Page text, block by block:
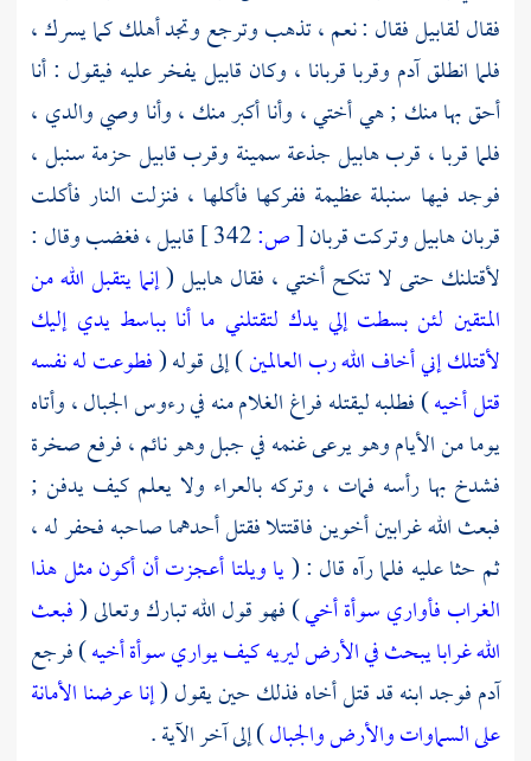
فقاللقابيلفقال : نعم ، تذهب وترجع وتجد أهلك كما يسرك ،
فلما انطلقآدم وقربا قربانا ، وكان قابيليفخر عليه فيقول : أنا
أحق بها منك ; هي أختي ، وأنا أكبر منك ، وأنا وصي والدي ،
فلما قربا ، قربهابيلجذعة سمينة وقربقابيلحزمة سنبل ،
فوجد فيها سنبلة عظيمة ففركها فأكلها ، فنزلت النار فأكلت
قربانهابيلوتركت قربان[ص: قابيل ،فغضب وقال :
لأقتلنك حتى لا تنكح أختي ، فقالهابيل(إنما يتقبل الله من
المتقين لئن بسطت إلي يدك لتقتلني ما أنا بباسط يدي إليك
لأقتلك إني أخاف الله رب العالمين) إلى قوله (فطوعت له نفسه
قتل أخيه) فطلبه ليقتله فراغ الغلام منه في رءوس الجبال ، وأتاه
يوما من الأيام وهو يرعى غنمه في جبل وهو نائم ، فرفع صخرة
فشدخ بها رأسه فمات ، وتركه بالعراء ولا يعلم كيف يدفن ;
فبعث الله غرابين أخوين فاقتتلا فقتل أحدهما صاحبه فحفر له ،
ثم حثا عليه فلما رآه قال : (يا ويلتا أعجزت أن أكون مثل هذا
الغراب فأواري سوأة أخي) فهو قول الله تبارك وتعالى (فبعث
الله غرابا يبحث في الأرض ليريه كيف يواري سوأة أخيه) فرجع
آدمفوجد ابنه قد قتل أخاه فذلك حين يقول (إنا عرضنا الأمانة
على السماوات والأرض والجبال) إلى آخر الآية .